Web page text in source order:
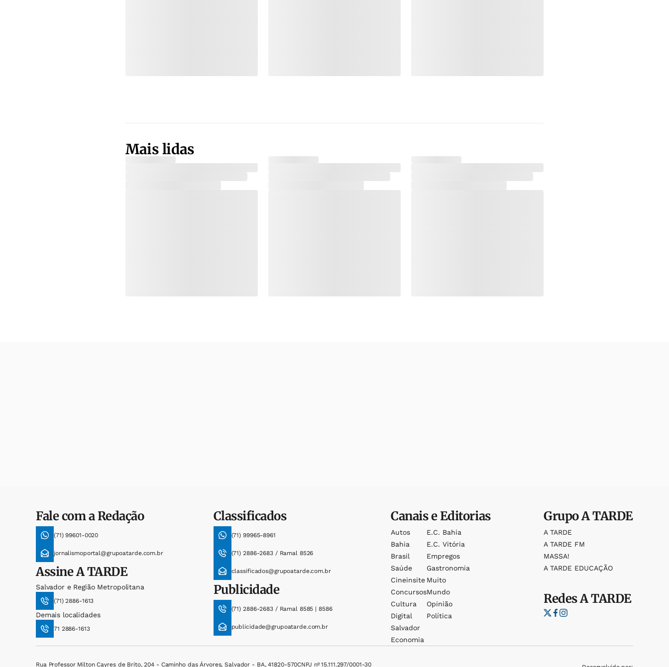
Mais lidas
Fale com a Redação
(71) 99601-0020
jornalismoportal@grupoatarde.com.br
AssineA TARDE
Salvador e Região Metropolitana
(71) 2886-1613
Demais localidades
71 2886-1613
Classificados
(71) 99965-8961
(71) 2886-2683 / Ramal 8526
classificados@grupoatarde.com.br
Publicidade
(71) 2886-2683 / Ramal 8585 | 8586
publicidade@grupoatarde.com.br
Canais e Editorias
Autos
Bahia
Brasil
Saúde
Cineinsite
Concursos
Cultura
Digital
Salvador
Economia
E.c. Bahia
E.c. Vitória
Empregos
Gastronomia
Muito
Mundo
Opinião
Política
GrupoA TARDE
A TARDE
A TARDE FM
MASSA!
A TARDE EDUCAÇÃO
RedesA TARDE
Rua Professor Milton Cayres de Brito, 204 - Caminho das Árvores, Salvador - BA, 41820-570CNPJ nº 15.111.297/0001-30